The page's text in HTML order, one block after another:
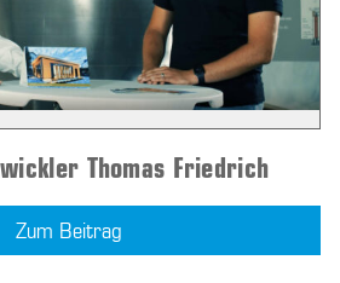
Thomas Friedrich
Zum Beitrag